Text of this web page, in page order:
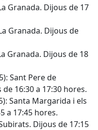
Granada. Dijous de 17
Granada. Dijous de
Granada. Dijous de 18
Sant Pere de
16:30 a 17:30 hores.
Santa Margarida i els
a 17:45 hores.
Dijous de 17:15